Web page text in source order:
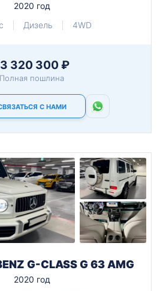
2020 год
Дизель 4WD
320 300 ₽
Полная пошлина
С НАМИ
G-CLASS G 63 AMG
2020 год